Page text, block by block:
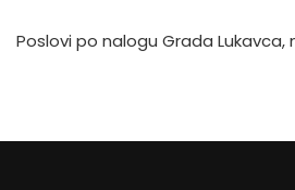
Poslovi po nalogu Grada Lukavca,